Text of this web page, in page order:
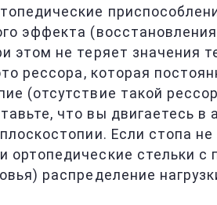
эффекта
этом не теряет значения
рессора, которая
(отсутствие такой
что вы двигаетесь
Если стопа
ортопедические стельки
распределение